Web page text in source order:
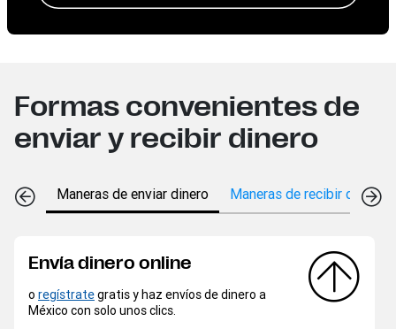
Formas convenientes de
enviar y recibir dinero
Maneras de enviar dinero Maneras de recibir dinero
Envía dinero online
o regístrategratis y haz envíos de dinero a
México con solo unos clics.